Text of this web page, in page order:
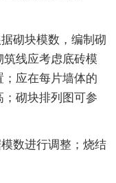
砌块模数，编制砌
线应考虑底砖模
应在每片墙体的
砌块排列图可参
数进行调整；烧结